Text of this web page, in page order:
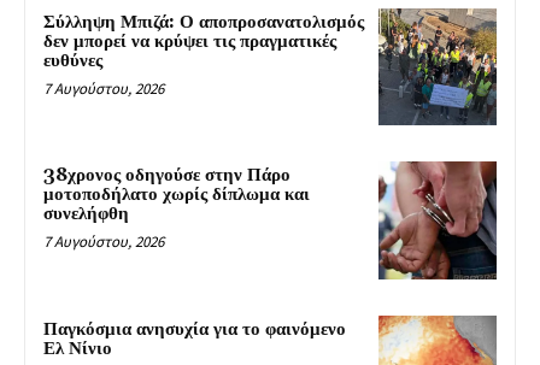
Σύλληψη Μπιζά: Ο αποπροσανατολισμός
δεν μπορεί να κρύψει τις πραγματικές
ευθύνες
7 Αυγούστου, 2026
38χρονος οδηγούσε στην Πάρο
μοτοποδήλατο χωρίς δίπλωμα και
συνελήφθη
7 Αυγούστου, 2026
Παγκόσμια ανησυχία για το φαινόμενο
Ελ Νίνιο